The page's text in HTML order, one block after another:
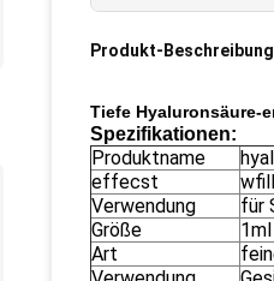
Produkt-Beschreibung
Tiefe Hyaluronsäure-
Spezifikationen:
Produktname
effecst
Verwendung
für
Größe
Art